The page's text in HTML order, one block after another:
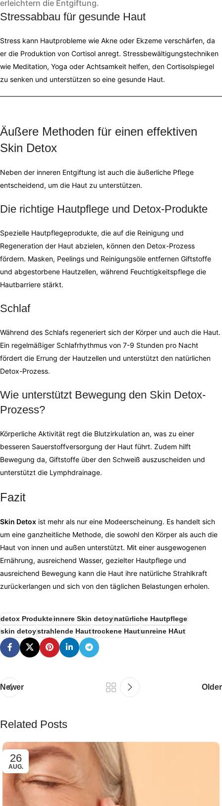
erleichtern die Entgiftung.
Stressabbau für gesunde Haut
Stress kann Hautprobleme wie Akne oder Ekzeme verschärfen, da
er die Produktion von Cortisol anregt. Stressbewältigungstechniken
wie Meditation, Yoga oder Achtsamkeit helfen, den Cortisolspiegel
zu senken und unterstützen so eine gesunde Haut.
Äußere Methoden für einen effektiven
Skin Detox
Neben der inneren Entgiftung ist auch die äußerliche Pflege
entscheidend, um die Haut zu unterstützen.
Die richtige Hautpflege und Detox-Produkte
Spezielle Hautpflegeprodukte, die auf die Reinigung und
Regeneration der Haut abzielen, können den Detox-Prozess
fördern. Masken, Peelings und Reinigungsöle entfernen Giftstoffe
und abgestorbene Hautzellen, während Feuchtigkeitspflege die
Hautbarriere stärkt.
Schlaf
Während des Schlafs regeneriert sich der Körper und auch die Haut.
Ein regelmäßiger Schlafrhythmus von 7-9 Stunden pro Nacht
fördert die Errung der Hautzellen und unterstützt den natürlichen
Detox-Prozess.
Wie unterstützt Bewegung den Skin Detox-
Prozess?
Körperliche Aktivität regt die Blutzirkulation an, was zu einer
besseren Sauerstoffversorgung der Haut führt. Zudem hilft
Bewegung da, Giftstoffe über den Schweiß auszuscheiden und
unterstützt die Lymphdrainage.
Fazit
Skin Detox ist mehr als nur eine Modeerscheinung. Es handelt sich
um eine ganzheitliche Methode, die sowohl den Körper als auch die
Haut von innen und außen unterstützt. Mit einer ausgewogenen
Ernährung, ausreichend Wasser, gezielter Hautpflege und
ausreichend Bewegung kann die Haut ihre natürliche Strahlkraft
zurückerlangen und sich von den täglichen Belastungen erholen.
detox Produkteinnere Skin detoynatürliche Hautpflege
skin detoystrahlende Hauttrockene Hautunreine HAut
Newer Older
Related Posts
26
AUG.